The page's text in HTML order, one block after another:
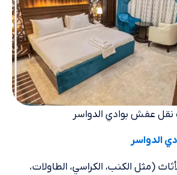
نقل عفش بوادي الدواسر
الدواسر
(مثل الكنب، الكراسي، الطاولات،